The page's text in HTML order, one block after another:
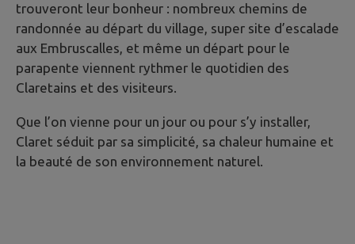
trouveront leur bonheur : nombreux chemins de
randonnée au départ du village, super site d’escalade
aux Embruscalles, et même un départ pour le
parapente viennent rythmer le quotidien des
Claretains et des visiteurs.
Que l’on vienne pour un jour ou pour s’y installer,
Claret séduit par sa simplicité, sa chaleur humaine et
la beauté de son environnement naturel.